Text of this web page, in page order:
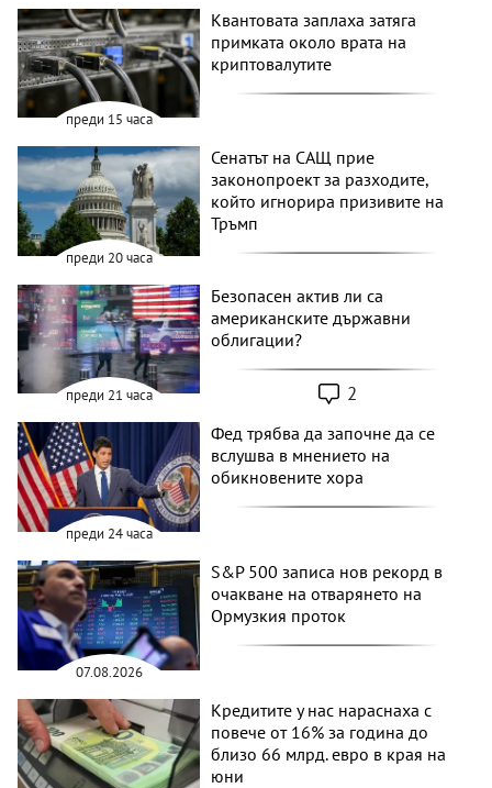
преди 15 часа
Квантовата заплаха затяга
примката около врата на
криптовалутите
преди 20 часа
Сенатът на САЩ прие
законопроект за разходите,
който игнорира призивите на
Тръмп
преди 21 часа
Безопасен актив ли са
американските държавни
облигации?
2
преди 24 часа
Фед трябва да започне да се
вслушва в мнението на
обикновените хора
07.08.2026
S&P 500 записа нов рекорд в
очакване на отварянето на
Ормузкия проток
Кредитите у нас нараснаха с
повече от 16% за година до
близо 66 млрд. евро в края на
юни